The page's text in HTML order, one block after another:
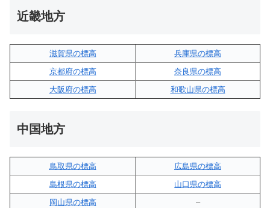
近畿地方
滋賀県の標高
兵庫県の標高
京都府の標高
奈良県の標高
大阪府の標高
和歌山県の標高
中国地方
鳥取県の標高
広島県の標高
島根県の標高
山口県の標高
岡山県の標高
–